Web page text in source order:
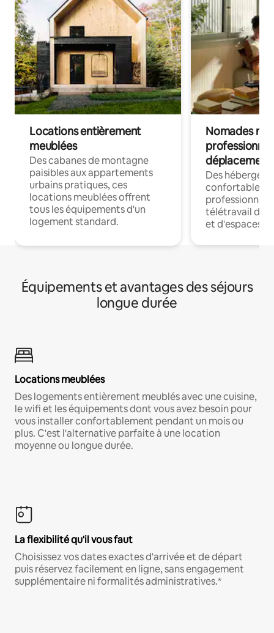
Locations entièrement
meublées
Des cabanes de montagne
paisibles aux appartements
urbains pratiques, ces
locations meublées offrent
tous les équipements d'un
logement standard.
Nomades
déplacement
Des
confortables
professionnels
télétravail
et d'espaces
Équipements et avantages des séjours
longue durée
Locations meublées
Des logements entièrement meublés avec une cuisine,
le wifi et les équipements dont vous avez besoin pour
vous installer confortablement pendant un mois ou
plus. C'est l'alternative parfaite à une location
moyenne ou longue durée.
La flexibilité qu'il vous faut
Choisissez vos dates exactes d'arrivée et de départ
puis réservez facilement en ligne, sans engagement
supplémentaire ni formalités administratives.*